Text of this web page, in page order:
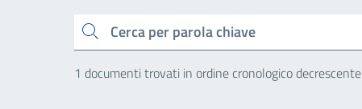
Cerca
1 documenti trovati in ordine cronologico decrescente